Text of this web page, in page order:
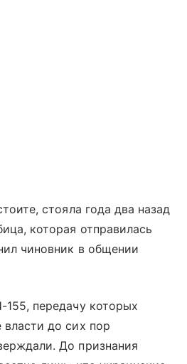
стояла года два назад
которая отправилась
чиновник в общении
155, передачу которых
власти до сих пор
До признания